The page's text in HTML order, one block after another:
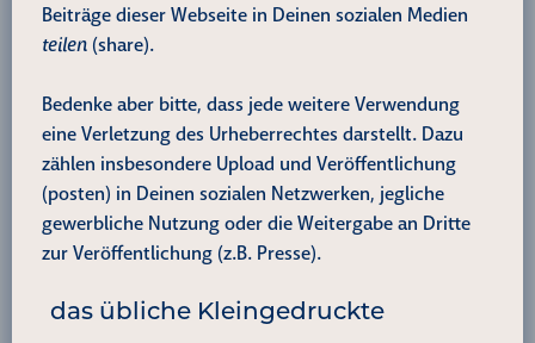
Beiträge dieser Webseite in Deinen sozialen Medien
teilen (share).
Bedenke aber bitte, dass jede weitere Verwendung
eine Verletzung des Urheberrechtes darstellt. Dazu
zählen insbesondere Upload und Veröffentlichung
(posten) in Deinen sozialen Netzwerken, jegliche
gewerbliche Nutzung oder die Weitergabe an Dritte
zur Veröffentlichung (z.B. Presse).
das übliche Kleingedruckte